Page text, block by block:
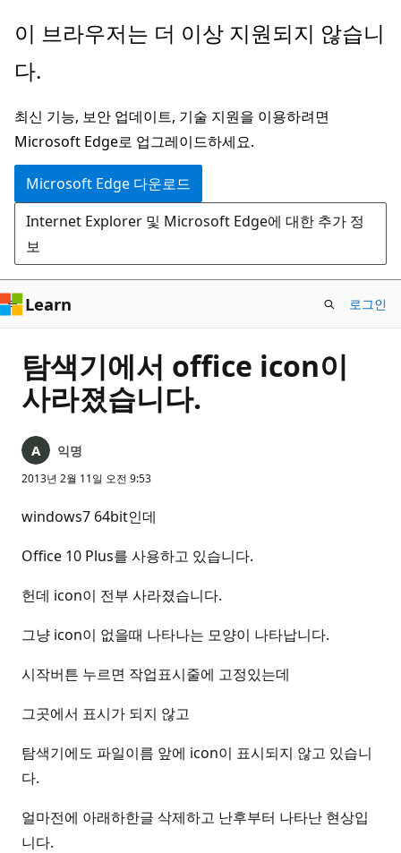
주
콘
츠
로
건
너
뛰
기
이 브라우저는 더 이상 지원되지 않습니
다.
최신 기능, 보안 업데이트, 기술 지원을 이용하려면
Microsoft Edge로 업그레이드하세요.
Microsoft Edge 다운로드
Internet Explorer 및 Microsoft Edge에 대한 추가 정
보
Learn 로그인
탐색기에서 office icon이
사라졌습니다.
익명
2013년 2월 11일 오전 9:53
windows7 64bit인데
Office 10 Plus를 사용하고 있습니다.
헌데 icon이 전부 사라졌습니다.
그냥 icon이 없을때 나타나는 모양이 나타납니다.
시작버튼 누르면 작업표시줄에 고정있는데
그곳에서 표시가 되지 않고
탐색기에도 파일이름 앞에 icon이 표시되지 않고 있습니
다.
얼마전에 아래하한글 삭제하고 난후부터 나타난 현상입
니다.